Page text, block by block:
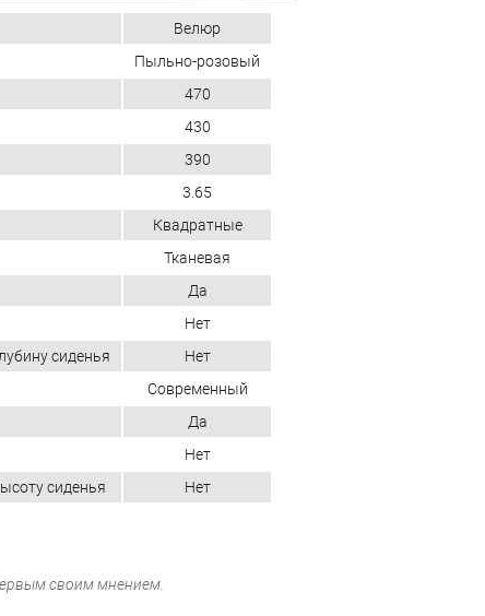
Велюр
Пыльно-розовый
470
430
390
3.65
Квадратные
Тканевая
Да
Нет
сиденья
Нет
Современный
Да
Нет
сиденья
Нет
своим мнением.